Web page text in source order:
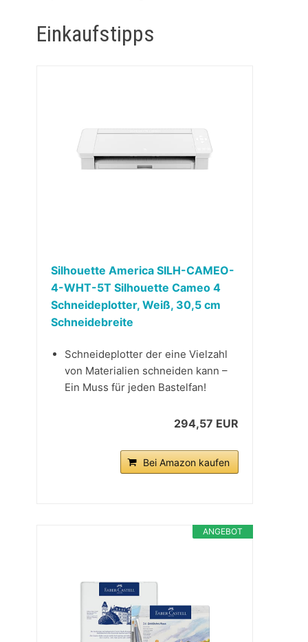
Einkaufstipps
Silhouette America SILH-CAMEO-
4-WHT-5T Silhouette Cameo 4
Schneideplotter, Weiß, 30,5 cm
Schneidebreite
Schneideplotter der eine Vielzahl
von Materialien schneiden kann –
Ein Muss für jeden Bastelfan!
294,57 EUR
Bei Amazon kaufen
ANGEBOT